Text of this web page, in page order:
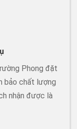
Phong đặt
bảo chất lượng
nhận được là